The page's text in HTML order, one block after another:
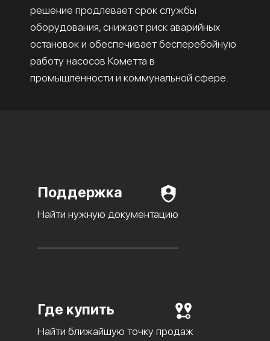
решение продлевает срок службы
оборудования, снижает риск аварийных
остановок и обеспечивает бесперебойную
работу насосов Кометта в
промышленности и коммунальной сфере.
Поддержка
Найти нужную документацию
Где купить
Найти ближайшую точку продаж